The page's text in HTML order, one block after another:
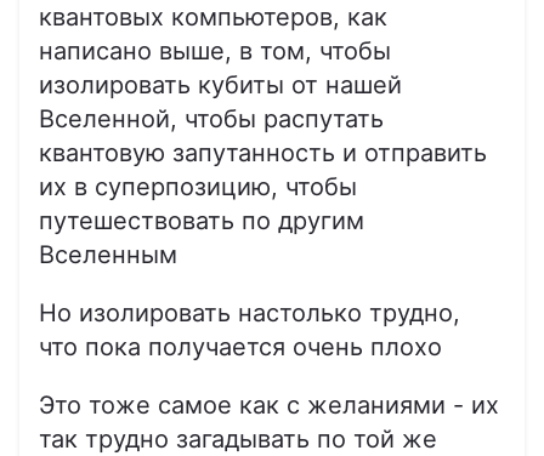
квантовых компьютеров, как
написано выше, в том, чтобы
изолировать кубиты от нашей
Вселенной, чтобы распутать
квантовую запутанность и отправить
их в суперпозицию, чтобы
путешествовать по другим
Вселенным
Но изолировать настолько трудно,
что пока получается очень плохо
Это тоже самое как с желаниями - их
так трудно загадывать по той же